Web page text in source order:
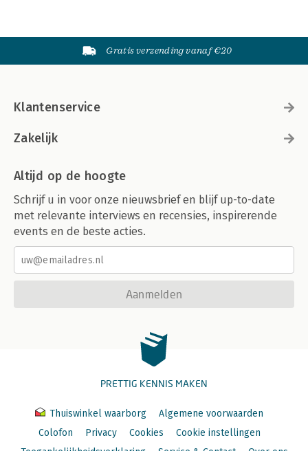
Gratis verzending vanaf €20
Klantenservice
Zakelijk
Altijd op de hoogte
Schrijf u in voor onze nieuwsbrief en blijf up-to-date
met relevante interviews en recensies, inspirerende
events en de beste acties.
Aanmelden
PRETTIG KENNIS MAKEN
Thuiswinkel waarborg
Algemene voorwaarden
Colofon
Privacy Cookies
Cookie instellingen